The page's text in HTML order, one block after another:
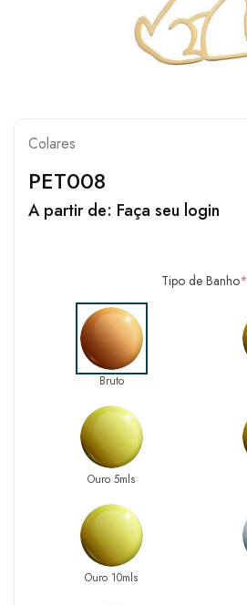
Colares
PET008
A partir de: Faça seu login
Tipo de Banho*
Bruto
Ouro 5mls
Ouro 10mls